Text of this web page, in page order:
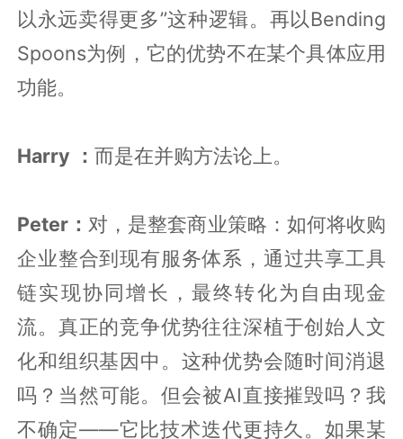
以永远卖得更多”这种逻辑。再以Bending
Spoons为例，它的优势不在某个具体应用
功能。
Harry ：而是在并购方法论上。
Peter： 对，是整套商业策略：如何将收购
企业整合到现有服务体系，通过共享工具
链实现协同增长，最终转化为自由现金
流。真正的竞争优势往往深植于创始人文
化和组织基因中。这种优势会随时间消退
吗？当然可能。但会被AI直接摧毁吗？我
不确定——它比技术迭代更持久。如果某